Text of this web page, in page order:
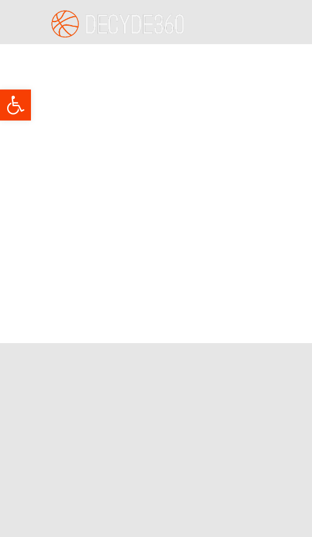
Abrir barra de herramientas